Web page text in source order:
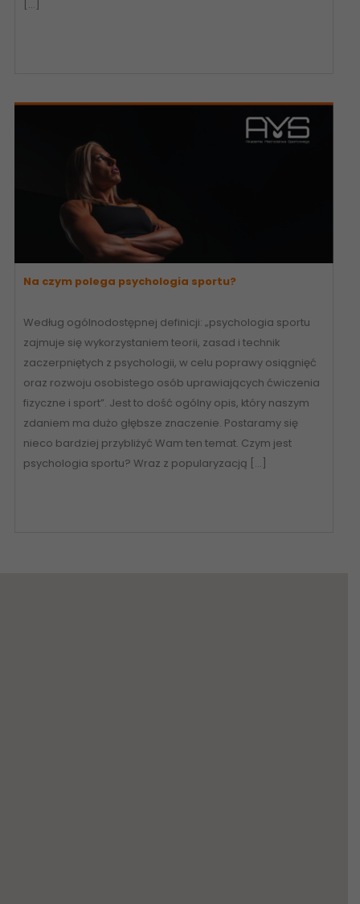
[…]
Na czym polega psychologia sportu?
Według ogólnodostępnej definicji: „psychologia sportu
zajmuje się wykorzystaniem teorii, zasad i technik
zaczerpniętych z psychologii, w celu poprawy osiągnięć
oraz rozwoju osobistego osób uprawiających ćwiczenia
fizyczne i sport”. Jest to dość ogólny opis, który naszym
zdaniem ma dużo głębsze znaczenie. Postaramy się
nieco bardziej przybliżyć Wam ten temat. Czym jest
psychologia sportu? Wraz z popularyzacją […]